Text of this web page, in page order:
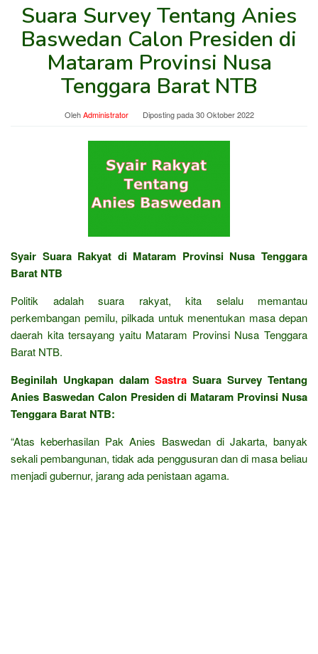
Suara Survey Tentang Anies
Baswedan Calon Presiden di
Mataram Provinsi Nusa
Tenggara Barat NTB
OlehAdministrator Diposting pada30 Oktober 2022
Syair Suara Rakyat di Mataram Provinsi Nusa Tenggara
Barat NTB
Politik adalah suara rakyat, kita selalu memantau
perkembangan pemilu, pilkada untuk menentukan masa depan
daerah kita tersayang yaitu Mataram Provinsi Nusa Tenggara
Barat NTB.
Beginilah Ungkapan dalam Sastra Suara Survey Tentang
Anies Baswedan Calon Presiden di Mataram Provinsi Nusa
Tenggara Barat NTB:
“Atas keberhasilan Pak Anies Baswedan di Jakarta, banyak
sekali pembangunan, tidak ada penggusuran dan di masa beliau
menjadi gubernur, jarang ada penistaan agama.